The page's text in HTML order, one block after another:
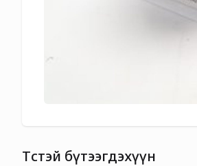
Төстэй бүтээгдэхүүн